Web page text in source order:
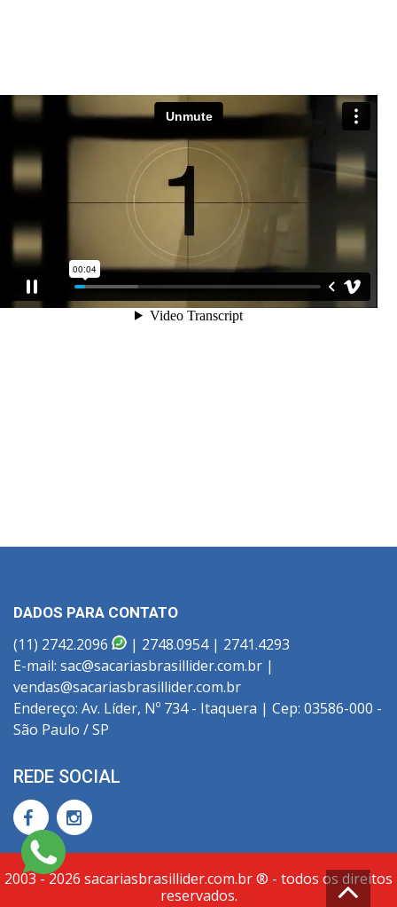
DADOS PARA CONTATO
(11) 2742.2096
| 2748.0954 | 2741.4293
E-mail: sac@sacariasbrasillider.com.br |
vendas@sacariasbrasillider.com.br
Endereço: Av. Líder, Nº 734 - Itaquera | Cep: 03586-000 -
São Paulo / SP
REDE SOCIAL
2003 - 2026 sacariasbrasillider.com.br ® - todos os direitos
reservados.